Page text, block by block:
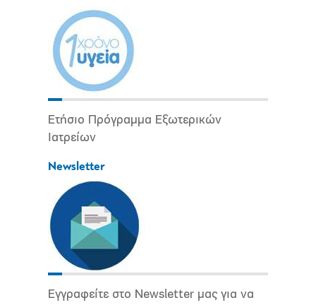
Ετήσιο Πρόγραμμα Εξωτερικών
Ιατρείων
Newsletter
Εγγραφείτε στο Newsletter μας για να